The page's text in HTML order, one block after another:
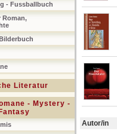
- Fussballbuch
Roman,
Literatur
- Mystery -
Autor/in